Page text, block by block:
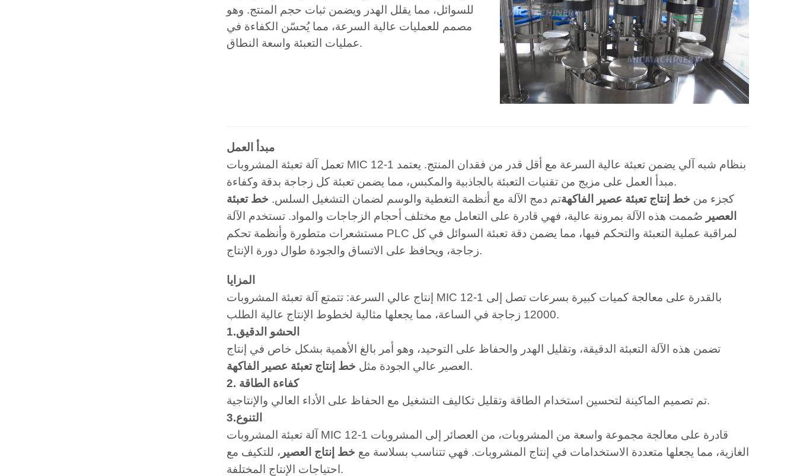
للسوائل، مما يقلل الهدر ويضمن ثبات حجم المنتج. وهو
مصمم للعمليات عالية السرعة، مما يُحسّن الكفاءة في
عمليات التعبئة واسعة النطاق.
مبدأ العمل
تعمل آلة تعبئة المشروبات MIC 12-1 بنظام شبه آلي يضمن تعبئة عالية السرعة مع أقل قدر من فقدان المنتج. يعتمد
مبدأ العمل على مزيج من تقنيات التعبئة بالجاذبية والمكبس، مما يضمن تعبئة كل زجاجة بدقة وكفاءة.
كجزء من خط إنتاج تعبئة عصير الفاكهةتم دمج الآلة مع أنظمة التغطية والوسم لضمان التشغيل السلس. خط تعبئة
العصير صُممت هذه الآلة بمرونة عالية، فهي قادرة على التعامل مع مختلف أحجام الزجاجات والمواد. تستخدم الآلة
مستشعرات متطورة وأنظمة تحكم PLC لمراقبة عملية التعبئة والتحكم فيها، مما يضمن دقة تعبئة السوائل في كل
زجاجة، ويحافظ على الاتساق والجودة طوال دورة الإنتاج.
المزايا
إنتاج عالي السرعة: تتمتع آلة تعبئة المشروبات MIC 12-1 بالقدرة على معالجة كميات كبيرة بسرعات تصل إلى
12000 زجاجة في الساعة، مما يجعلها مثالية لخطوط الإنتاج عالية الطلب.
1.الحشو الدقيق
تضمن هذه الآلة التعبئة الدقيقة، وتقليل الهدر والحفاظ على التوحيد، وهو أمر بالغ الأهمية بشكل خاص في إنتاج
العصير عالي الجودة مثل خط إنتاج تعبئة عصير الفاكهة
.
2. كفاءة الطاقة
تم تصميم الماكينة لتحسين استخدام الطاقة وتقليل تكاليف التشغيل مع الحفاظ على الأداء العالي والإنتاجية.
3.التنوع
آلة تعبئة المشروبات MIC 12-1 قادرة على معالجة مجموعة واسعة من المشروبات، من العصائر إلى المشروبات
الغازية، مما يجعلها متعددة الاستخدامات في إنتاج المشروبات. فهي تتناسب بسلاسة مع خط إنتاج العصير ، للتكيف مع
احتياجات الإنتاج المختلفة.